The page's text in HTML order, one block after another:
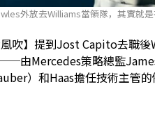
外放去Williams當領隊，其實就
吹】提到Jost Capito去職
由Mercedes策略總監
）和Haas擔任技術主管